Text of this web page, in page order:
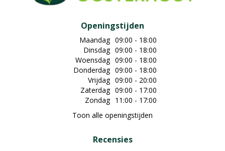
Openingstijden
Maandag 09:00 - 18:00
Dinsdag 09:00 - 18:00
Woensdag 09:00 - 18:00
Donderdag 09:00 - 18:00
Vrijdag 09:00 - 20:00
Zaterdag 09:00 - 17:00
Zondag 11:00 - 17:00
Toon alle openingstijden
Recensies